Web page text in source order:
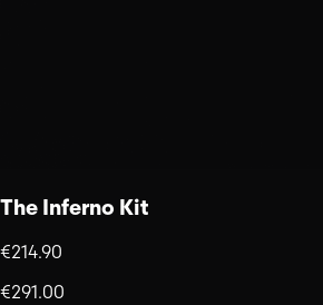
The Inferno Kit
€214.90
€291.00